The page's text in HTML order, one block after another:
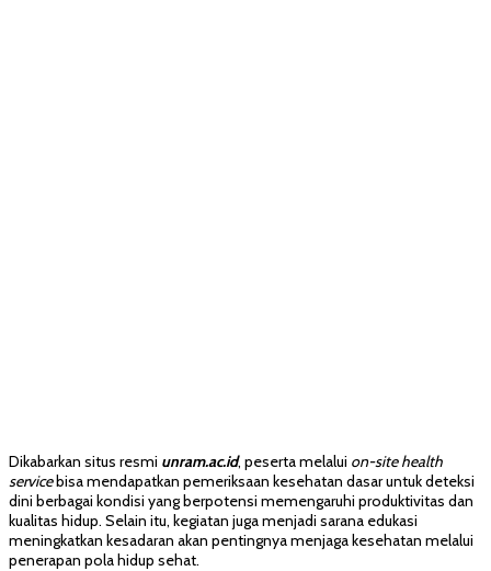
Dikabarkan situs resmi unram.ac.id, peserta melalui on-site health
servicebisa mendapatkan pemeriksaan kesehatan dasar untuk deteksi
dini berbagai kondisi yang berpotensi memengaruhi produktivitas dan
kualitas hidup. Selain itu, kegiatan juga menjadi sarana edukasi
meningkatkan kesadaran akan pentingnya menjaga kesehatan melalui
penerapan pola hidup sehat.